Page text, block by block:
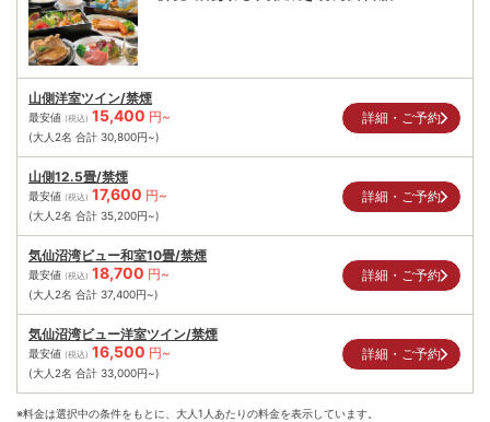
山側洋室ツイン/禁煙
最安値 (税込) 15,400 円~
(大人2名 合計 30,800円~)
詳細・ご予約
山側12.5畳/禁煙
最安値 (税込) 17,600 円~
(大人2名 合計 35,200円~)
詳細・ご予約
気仙沼湾ビュー和室10畳/禁煙
最安値 (税込) 18,700 円~
(大人2名 合計 37,400円~)
詳細・ご予約
気仙沼湾ビュー洋室ツイン/禁煙
最安値 (税込) 16,500 円~
(大人2名 合計 33,000円~)
詳細・ご予約
※料金は選択中の条件をもとに、大人1人あたりの料金を表示しています。